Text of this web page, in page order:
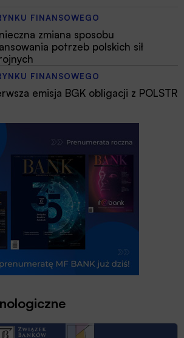
FINANSOWEGO
zmiana sposobu
potrzeb polskich sił
FINANSOWEGO
emisja BGK obligacji z POLSTR